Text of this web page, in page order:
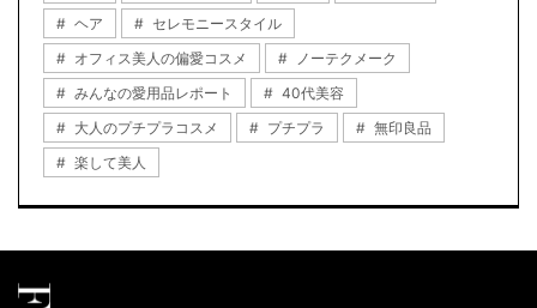
ヘア
セレモニースタイル
オフィス美人の偏愛コスメ
ノーテクメーク
みんなの愛用品レポート
40代美容
大人のプチプラコスメ
プチプラ
無印良品
楽して美人